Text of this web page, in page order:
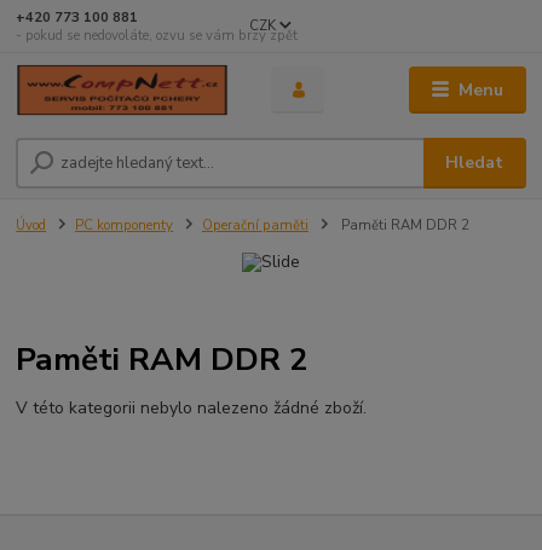
Menu
CZK
Hledat
+420 773 100 881
- pokud se nedovoláte, ozvu se vám brzy zpět
Úvod PC komponenty Operační paměti Paměti RAM DDR 2
Paměti RAM DDR 2
V této kategorii nebylo nalezeno žádné zboží.